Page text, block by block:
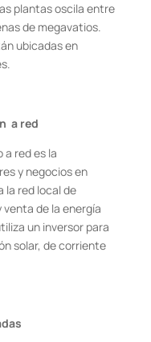
plantas oscila entre
de megavatios.
ubicadas en
a red
red es la
y negocios en
la red local de
de la energía
un inversor para
solar, de corriente